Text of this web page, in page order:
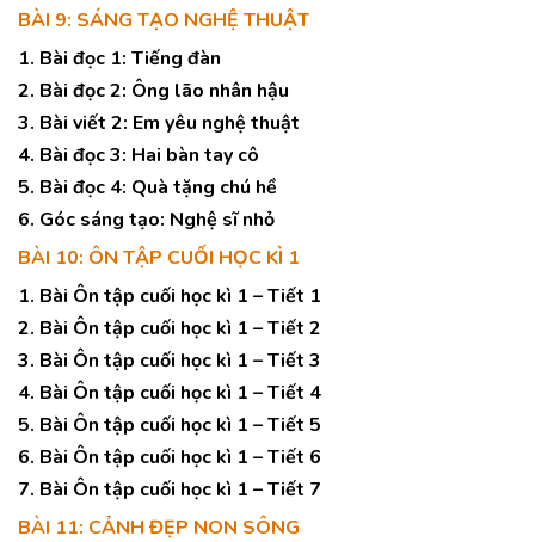
BÀI 9: SÁNG TẠO NGHỆ THUẬT
1. Bài đọc 1: Tiếng đàn
2. Bài đọc 2: Ông lão nhân hậu
3. Bài viết 2: Em yêu nghệ thuật
4. Bài đọc 3: Hai bàn tay cô
5. Bài đọc 4: Quà tặng chú hề
6. Góc sáng tạo: Nghệ sĩ nhỏ
BÀI 10: ÔN TẬP CUỐI HỌC KÌ 1
1. Bài Ôn tập cuối học kì 1 – Tiết 1
2. Bài Ôn tập cuối học kì 1 – Tiết 2
3. Bài Ôn tập cuối học kì 1 – Tiết 3
4. Bài Ôn tập cuối học kì 1 – Tiết 4
5. Bài Ôn tập cuối học kì 1 – Tiết 5
6. Bài Ôn tập cuối học kì 1 – Tiết 6
7. Bài Ôn tập cuối học kì 1 – Tiết 7
BÀI 11: CẢNH ĐẸP NON SÔNG